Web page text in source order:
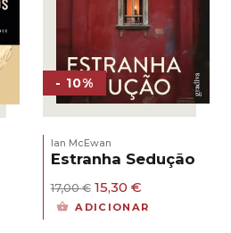
- 10%
Ian McEwan
Estranha Sedução
17,00€ O
preço
15,30 €O
preço
ADICIONAR